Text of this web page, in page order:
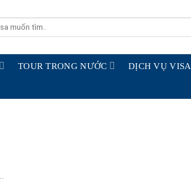
TOUR TRONG NƯỚC DỊCH VỤ VISA